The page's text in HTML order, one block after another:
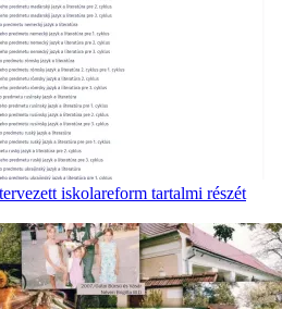
iskolareform tartalmi részét